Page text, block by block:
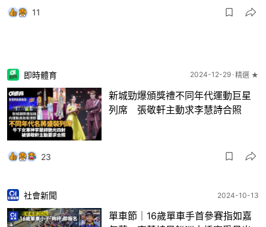
11
即時體育 2024-12-29 精選 ★
新城勁爆頒獎禮不同年代運動巨星
列席 張敬軒主動求李慧詩合照
23
社會新聞 2024-10-13
單車節｜16歲單車手首參賽指如嘉